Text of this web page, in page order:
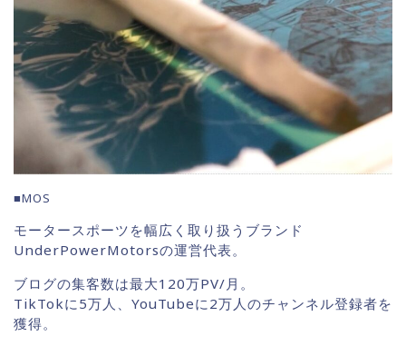
■MOS
モータースポーツを幅広く取り扱うブランド
UnderPowerMotorsの運営代表。
ブログの集客数は最大120万PV/月。
TikTokに5万人、YouTubeに2万人のチャンネル登録者を
獲得。